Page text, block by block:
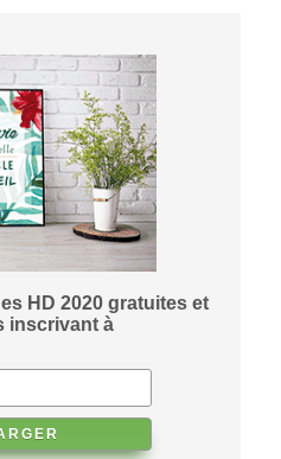
HD 2020 gratuites et
inscrivant à